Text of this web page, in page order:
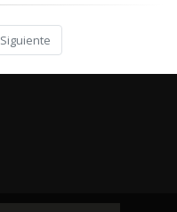
Siguiente